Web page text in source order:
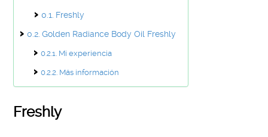
Freshly
Golden Radiance Body Oil Freshly
Mi experiencia
Más información
Freshly